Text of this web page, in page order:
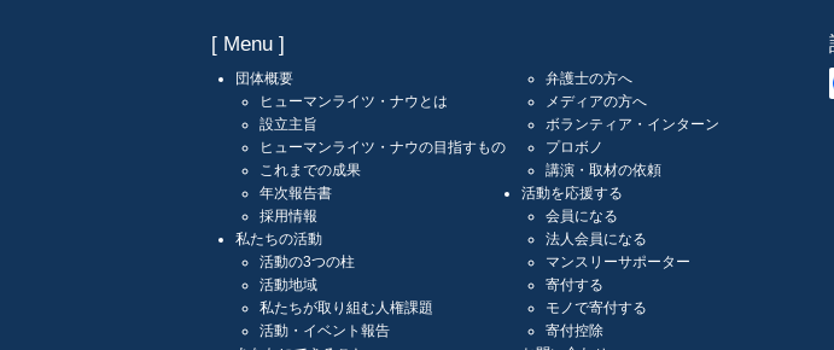
[ Menu ]
団体概要
ヒューマンライツ・ナウとは
設立主旨
ヒューマンライツ・ナウの目指すもの
これまでの成果
年次報告書
採用情報
私たちの活動
活動の3つの柱
活動地域
私たちが取り組む人権課題
活動・イベント報告
弁護士の方へ
メディアの方へ
ボランティア・インターン
プロボノ
講演・取材の依頼
活動を応援する
会員になる
法人会員になる
マンスリーサポーター
寄付する
モノで寄付する
寄付控除